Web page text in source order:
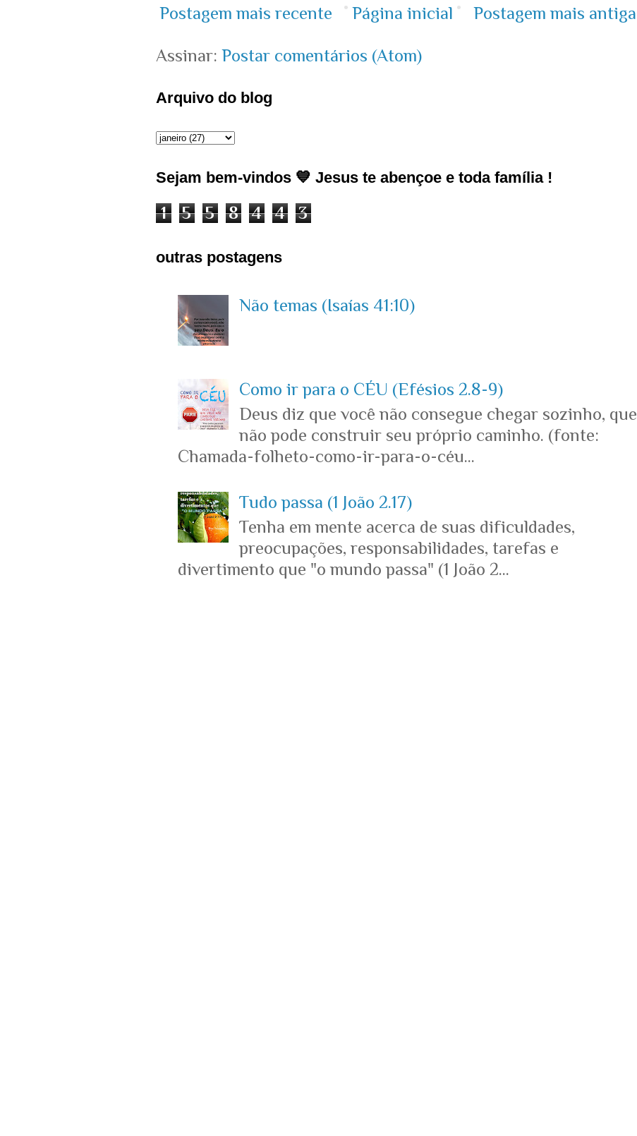
Postagem mais recente Postagem mais antiga
Página inicial
Assinar: Postar comentários (Atom)
Arquivo do blog
Sejam bem-vindos 💙 Jesus te abençoe e toda família !
1 5 5 8 4 4 3
outras postagens
Não temas (Isaías 41:10)
Como ir para o CÉU (Efésios 2.8-9)
Deus diz que você não consegue chegar sozinho, que
não pode construir seu próprio caminho. (fonte:
Chamada-folheto-como-ir-para-o-céu...
Tudo passa (1 João 2.17)
Tenha em mente acerca de suas dificuldades,
preocupações, responsabilidades, tarefas e
divertimento que "o mundo passa" (1 João 2...